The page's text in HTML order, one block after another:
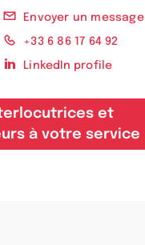
Envoyer un message
+33 6 86 17 64 92
LinkedIn profile
et
à votre service